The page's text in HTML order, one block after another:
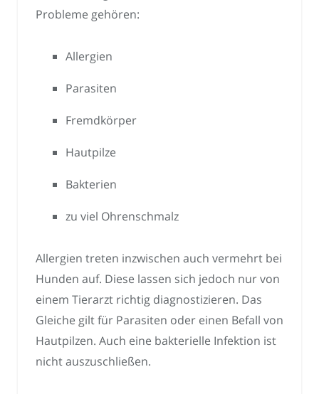
Probleme gehören:
Allergien
Parasiten
Fremdkörper
Hautpilze
Bakterien
zu viel Ohrenschmalz
Allergien treten inzwischen auch vermehrt bei
Hunden auf. Diese lassen sich jedoch nur von
einem Tierarzt richtig diagnostizieren. Das
Gleiche gilt für Parasiten oder einen Befall von
Hautpilzen. Auch eine bakterielle Infektion ist
nicht auszuschließen.